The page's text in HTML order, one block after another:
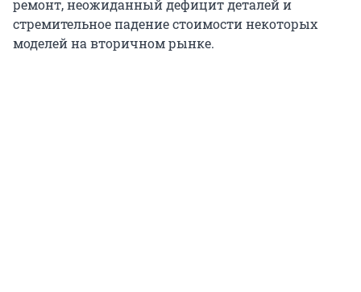
ремонт, неожиданный дефицит деталей и
стремительное падение стоимости некоторых
моделей на вторичном рынке.